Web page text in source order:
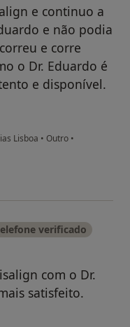
e continuo a
e não podia
e corre
o Dr. Eduardo é
e disponível.
Lisboa • Outro •
verificado
com o Dr.
satisfeito.